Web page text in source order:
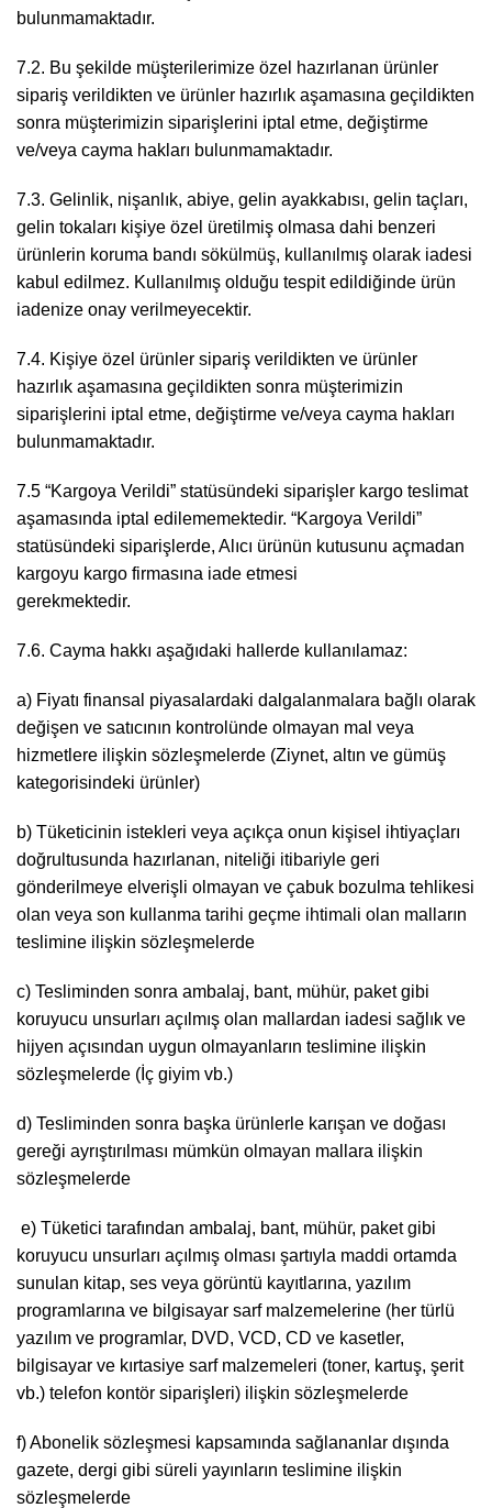
bulunmamaktadır.
7.2. Bu şekilde müşterilerimize özel hazırlanan ürünler
sipariş verildikten ve ürünler hazırlık aşamasına geçildikten
sonra müşterimizin siparişlerini iptal etme, değiştirme
ve/veya cayma hakları bulunmamaktadır.
7.3. Gelinlik, nişanlık, abiye, gelin ayakkabısı, gelin taçları,
gelin tokaları kişiye özel üretilmiş olmasa dahi benzeri
ürünlerin koruma bandı sökülmüş, kullanılmış olarak iadesi
kabul edilmez. Kullanılmış olduğu tespit edildiğinde ürün
iadenize onay verilmeyecektir.
7.4. Kişiye özel ürünler sipariş verildikten ve ürünler
hazırlık aşamasına geçildikten sonra müşterimizin
siparişlerini iptal etme, değiştirme ve/veya cayma hakları
bulunmamaktadır.
7.5 “Kargoya Verildi” statüsündeki siparişler kargo teslimat
aşamasında iptal edilememektedir. “Kargoya Verildi”
statüsündeki siparişlerde, Alıcı ürünün kutusunu açmadan
kargoyu kargo firmasına iade etmesi
gerekmektedir.
7.6. Cayma hakkı aşağıdaki hallerde kullanılamaz:
a) Fiyatı finansal piyasalardaki dalgalanmalara bağlı olarak
değişen ve satıcının kontrolünde olmayan mal veya
hizmetlere ilişkin sözleşmelerde (Ziynet, altın ve gümüş
kategorisindeki ürünler)
b) Tüketicinin istekleri veya açıkça onun kişisel ihtiyaçları
doğrultusunda hazırlanan, niteliği itibariyle geri
gönderilmeye elverişli olmayan ve çabuk bozulma tehlikesi
olan veya son kullanma tarihi geçme ihtimali olan malların
teslimine ilişkin sözleşmelerde
c) Tesliminden sonra ambalaj, bant, mühür, paket gibi
koruyucu unsurları açılmış olan mallardan iadesi sağlık ve
hijyen açısından uygun olmayanların teslimine ilişkin
sözleşmelerde (İç giyim vb.)
d) Tesliminden sonra başka ürünlerle karışan ve doğası
gereği ayrıştırılması mümkün olmayan mallara ilişkin
sözleşmelerde
e) Tüketici tarafından ambalaj, bant, mühür, paket gibi
koruyucu unsurları açılmış olması şartıyla maddi ortamda
sunulan kitap, ses veya görüntü kayıtlarına, yazılım
programlarına ve bilgisayar sarf malzemelerine (her türlü
yazılım ve programlar, DVD, VCD, CD ve kasetler,
bilgisayar ve kırtasiye sarf malzemeleri (toner, kartuş, şerit
vb.) telefon kontör siparişleri) ilişkin sözleşmelerde
f) Abonelik sözleşmesi kapsamında sağlananlar dışında
gazete, dergi gibi süreli yayınların teslimine ilişkin